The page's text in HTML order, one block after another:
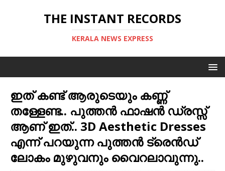
THE INSTANT RECORDS
KERALA NEWS EXPRESS
ഇത് കണ്ട് ആരുടെയും കണ്ണ്
തള്ളേണ്ട.. പുത്തന്‍ ഫാഷന്‍ ഡ്രസ്സ്‌
ആണ് ഇത്.. 3D Aesthetic Dresses
എന്ന് പറയുന്ന പുത്തന്‍ ട്രെന്‍ഡ്
ലോകം മുഴുവനും വൈറലാവുന്നു..